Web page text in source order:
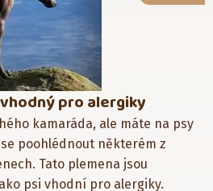
pro alergiky
kamaráda, ale máte na psy
poohlédnout některém z
Tato plemena jsou
psi vhodní pro alergiky.